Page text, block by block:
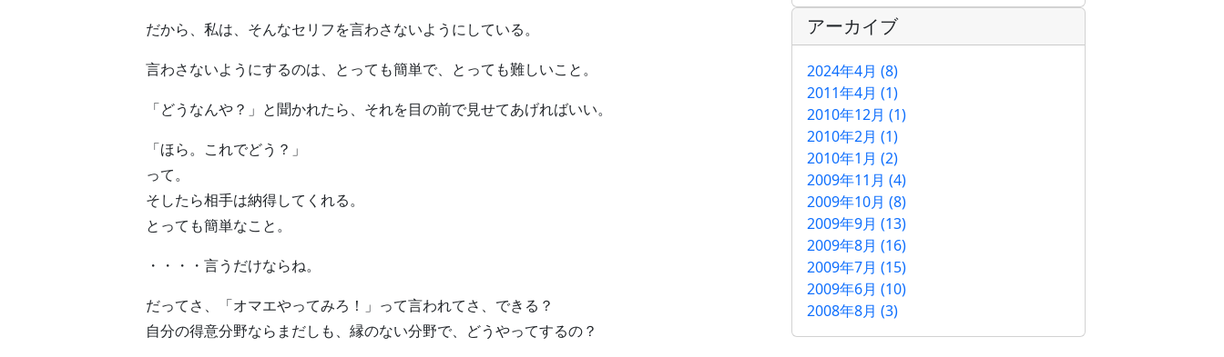
だから、私は、そんなセリフを言わさないようにしている。
言わさないようにするのは、とっても簡単で、とっても難しいこと。
「どうなんや？」と聞かれたら、それを目の前で見せてあげればいい。
「ほら。これでどう？」
って。
そしたら相手は納得してくれる。
とっても簡単なこと。
・・・・言うだけならね。
だってさ、「オマエやってみろ！」って言われてさ、できる？
自分の得意分野ならまだしも、縁のない分野で、どうやってするの？
アーカイブ
2024年4月 (8)
2011年4月 (1)
2010年12月 (1)
2010年2月 (1)
2010年1月 (2)
2009年11月 (4)
2009年10月 (8)
2009年9月 (13)
2009年8月 (16)
2009年7月 (15)
2009年6月 (10)
2008年8月 (3)